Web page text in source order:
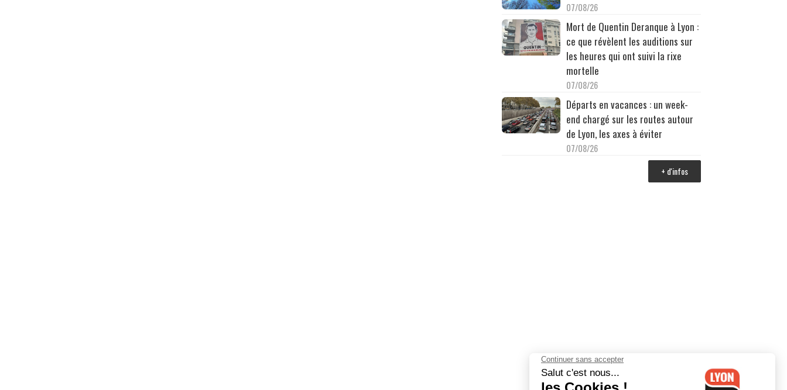
07/08/26
Mort de Quentin Deranque à Lyon :
ce que révèlent les auditions sur
les heures qui ont suivi la rixe
mortelle
07/08/26
Départs en vacances : un week-
end chargé sur les routes autour
de Lyon, les axes à éviter
07/08/26
+ d'infos